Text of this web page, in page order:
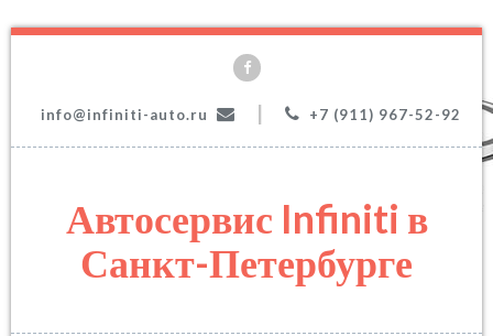
info@infiniti-auto.ru +7 (911) 967-52-92
Автосервис Infiniti в
Санкт-Петербурге